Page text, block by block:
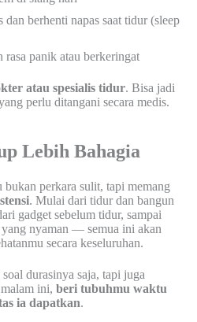
berhenti napas saat tidur (sleep
rasa panik atau berkeringat
atau spesialis tidur. Bisa jadi
perlu ditangani secara medis.
Lebih Bahagia
perkara sulit, tapi memang
. Mulai dari tidur dan bangun
gadget sebelum tidur, sampai
yang nyaman — semua ini akan
secara keseluruhan.
durasinya saja, tapi juga
ini, beri tubuhmu waktu
ia dapatkan.